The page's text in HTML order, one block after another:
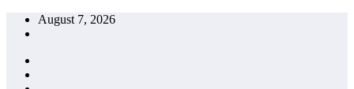
Skip
August 7, 2026